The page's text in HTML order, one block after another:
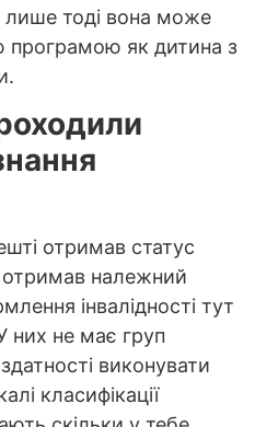
лише тоді вона може
програмою як дитина з
отримав статус
отримав належний
інвалідності тут
них не має груп
виконувати
класифікації